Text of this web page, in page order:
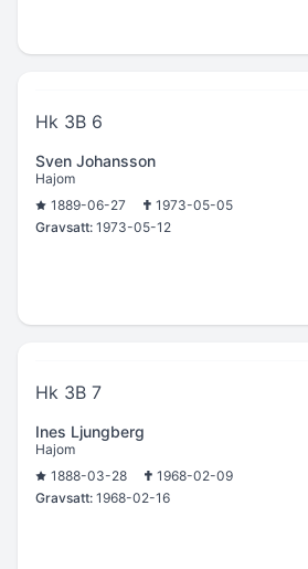
Hk 3B 6
Sven Johansson
Hajom
1889-06-27
1973-05-05
Gravsatt: 1973-05-12
Hk 3B 7
Ines Ljungberg
Hajom
1888-03-28
1968-02-09
Gravsatt: 1968-02-16